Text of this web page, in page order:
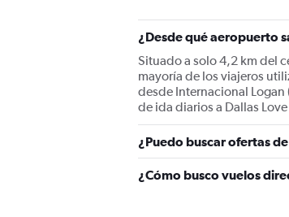
Y
axis
displaying
values.
Range:
0
to
750.
¿Desde qué aeropuerto
Situado a solo 4,2 km del
mayoría de los viajeros
desde Internacional Logan
de ida diarios a Dallas
¿Puedo buscar ofertas
¿Cómo busco vuelos